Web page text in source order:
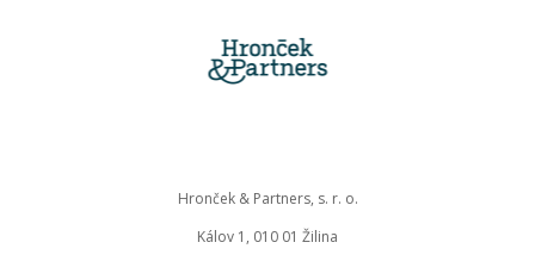
Hronček & Partners, s. r. o.
Kálov 1, 010 01 Žilina